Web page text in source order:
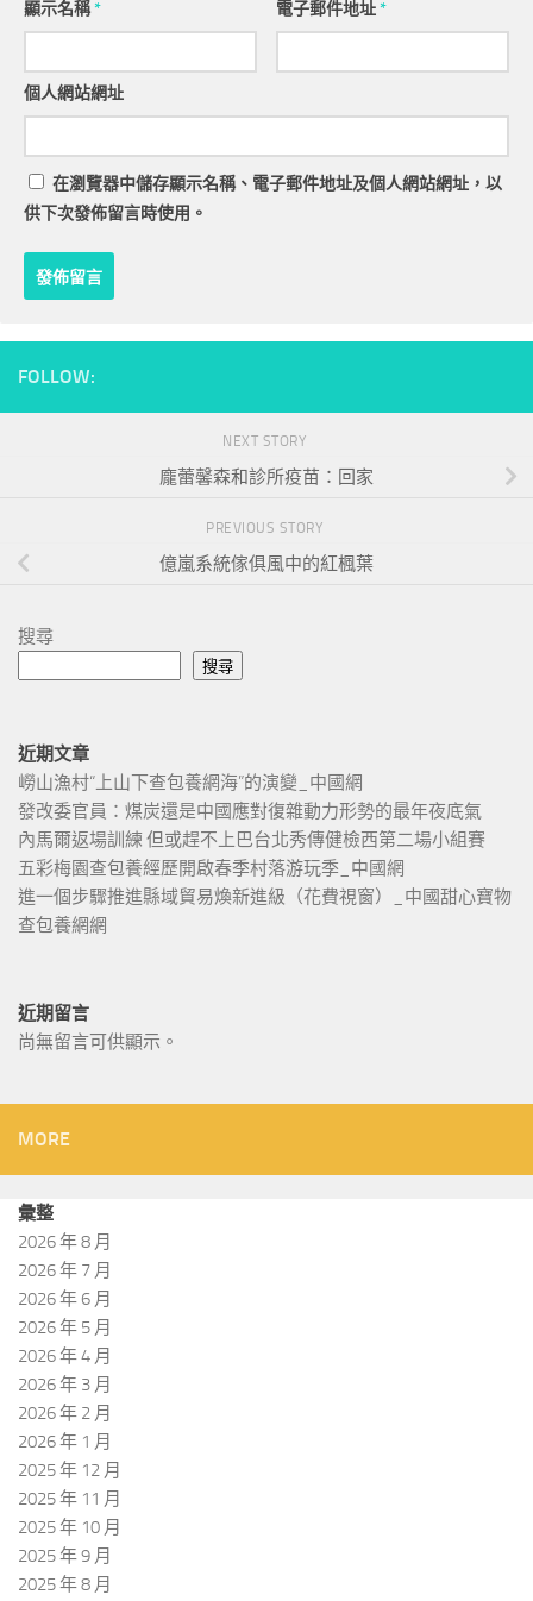
顯示名稱* 電子郵件地址*
個人網站網址
在瀏覽器中儲存顯示名稱、電子郵件地址及個人網站網址，以
供下次發佈留言時使用。
FOLLOW:
NEXT STORY
龐蕾馨森和診所疫苗：回家
PREVIOUS STORY
億嵐系統傢俱風中的紅楓葉
搜尋
搜尋
近期文章
嶗山漁村“上山下查包養網海”的演變_中國網
發改委官員：煤炭還是中國應對復雜動力形勢的最年夜底氣
內馬爾返場訓練 但或趕不上巴台北秀傳健檢西第二場小組賽
五彩梅園查包養經歷開啟春季村落游玩季_中國網
進一個步驟推進縣域貿易煥新進級（花費視窗）_中國甜心寶物
查包養網網
近期留言
尚無留言可供顯示。
MORE
彙整
2026 年 8 月
2026 年 7 月
2026 年 6 月
2026 年 5 月
2026 年 4 月
2026 年 3 月
2026 年 2 月
2026 年 1 月
2025 年 12 月
2025 年 11 月
2025 年 10 月
2025 年 9 月
2025 年 8 月